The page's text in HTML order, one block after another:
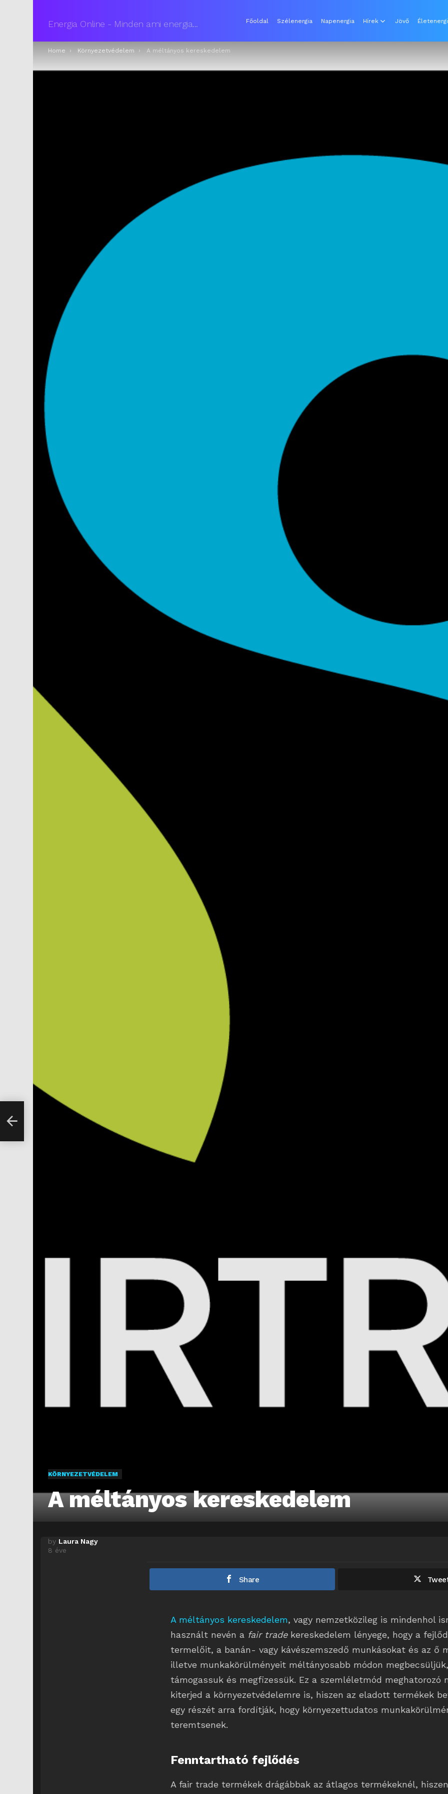
Energia Online - Minden ami energia... Főoldal Szélenergia Napenergia Hírek Jövő
You are here:
Home Környezetvédelem A méltányos kereskedelem
KÖRNYEZETVÉDELEM
A méltányos kereskedelem
by Laura Nagy
8 éve
Share
A méltányos kereskedelem, vagy nemzetközileg is mindenhol
használt nevén a fair trade kereskedelem lényege, hogy a
termelőit, a banán- vagy kávészemszedő munkásokat és az ő
illetve munkakörülményeit méltányosabb módon megbecsüljük,
támogassuk és megfizessük. Ez a szemléletmód meghatorozó
kiterjed a környezetvédelemre is, hiszen az eladott termékek
egy részét arra fordítják, hogy környezettudatos
teremtsenek.
Fenntartható fejlődés
A fair trade termékek drágábbak az átlagos termékeknél,